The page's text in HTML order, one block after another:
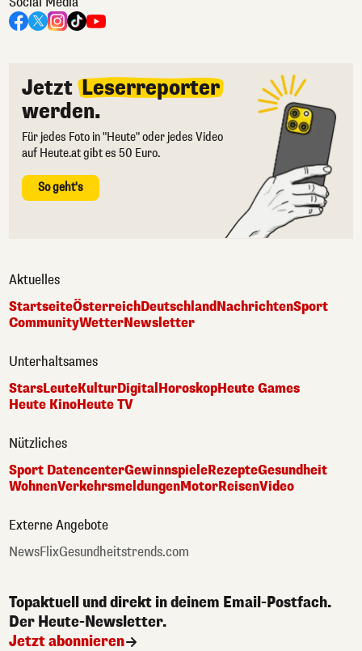
Jetzt Leserreporter
werden.
Für jedes Foto in "Heute" oder jedes Video
auf Heute.at gibt es 50 Euro.
So geht's
Aktuelles
StartseiteÖsterreichDeutschlandNachrichtenSport
CommunityWetterNewsletter
Unterhaltsames
StarsLeuteKulturDigitalHoroskopHeute Games
Heute KinoHeute TV
Nützliches
Sport DatencenterGewinnspieleRezepteGesundheit
WohnenVerkehrsmeldungenMotorReisenVideo
Externe Angebote
NewsFlixGesundheitstrends.com
Topaktuell und direkt in deinem Email-Postfach.
Der Heute-Newsletter.
Jetzt abonnieren